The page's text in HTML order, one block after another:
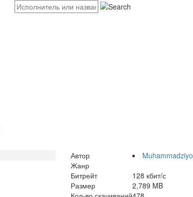
Автор
Muhammadziyo
Жанр
Битрейт
128 кбит/с
Размер
2,789 MB